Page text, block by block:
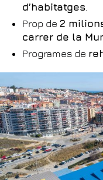
d’habitatges
Prop de 2
carrer de la
Programes de